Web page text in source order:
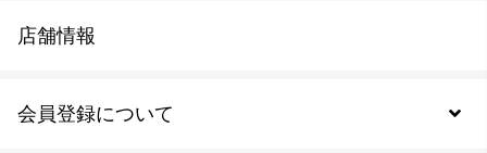
会員登録について
店舗情報